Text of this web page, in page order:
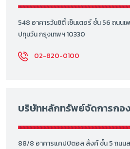
548 อาคารวันซิตี้ เซ็นเตอร์ ชั้น 56 ถนน
ปทุมวัน กรุงเทพฯ 10330
02-820-0100
บริษัทหลักทรัพย์จัดการกอ
88/8 อาคารแคปปิตอล ลิ้งค์ ชั้น 5 ถนน